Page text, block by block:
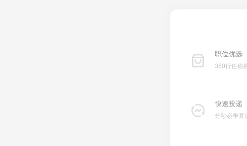
职位优选
360行任你
快速投递
分秒必争直